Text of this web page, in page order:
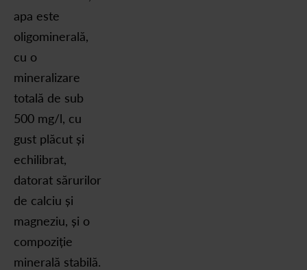
apa este
oligominerală,
cu o
mineralizare
totală de sub
500 mg/l, cu
gust plăcut și
echilibrat,
datorat sărurilor
de calciu și
magneziu, și o
compoziție
minerală stabilă.